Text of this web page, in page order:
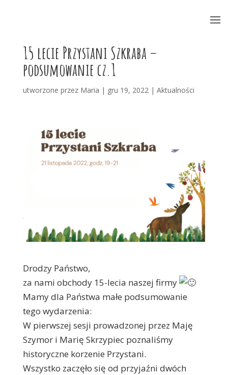
15 lecie Przystani Szkraba –
podsumowanie cz.1
utworzone przez Maria | gru 19, 2022| Aktualności
Drodzy Państwo,
za nami obchody 15-lecia naszej firmy
Mamy dla Państwa małe podsumowanie
tego wydarzenia:
W pierwszej sesji prowadzonej przez Maję
Szymor i Marię Skrzypiec poznaliśmy
historyczne korzenie Przystani.
Wszystko zaczęło się od przyjaźni dwóch